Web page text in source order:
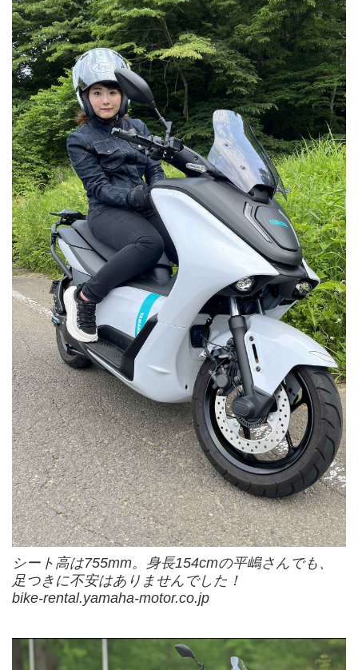
シート高は755mm。身長154cmの平嶋さんでも、
足つきに不安はありませんでした！
bike-rental.yamaha-motor.co.jp